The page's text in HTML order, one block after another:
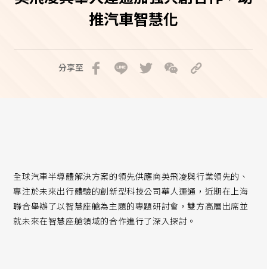
推汽車智慧化
分享至
全球汽車半導體解決方案的領先供應商英飛凌與行業領先的、
專注於未來出行體驗的創新型科技公司華人運通，近期在上海
聯合舉辦了以智慧座艙為主題的專題研討會，雙方高層出席並
就未來在智慧座艙領域的合作進行了深入探討。